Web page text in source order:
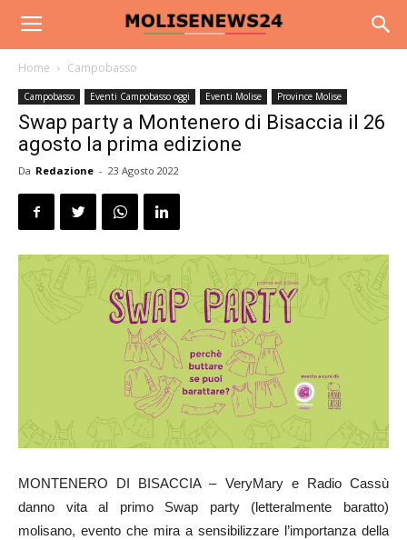
Home Campobasso
Campobasso Eventi Campobasso oggi Eventi Molise Province Molise
Swap party a Montenero di Bisaccia il 26
agosto la prima edizione
Da Redazione - 23 Agosto 2022
MONTENERO DI BISACCIA – VeryMary e Radio Cassù
danno vita al primo Swap party (letteralmente baratto)
molisano, evento che mira a sensibilizzare l’importanza della